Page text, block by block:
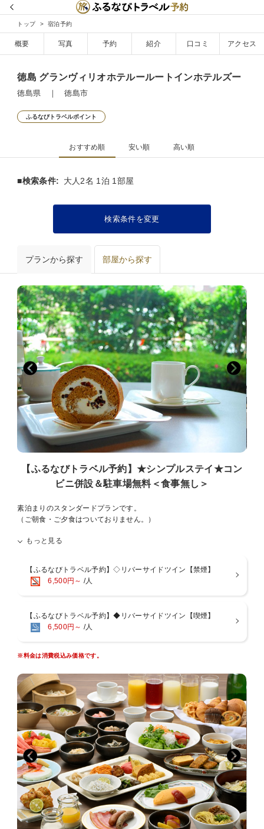
トップ 宿泊予約
概要 写真 予約 紹介 口コミ アクセス
徳島 グランヴィリオホテルールートインホテルズー
徳島県 ｜ 徳島市
ふるなびトラベルポイント
おすすめ順 安い順 高い順
■検索条件: 大人2名 1泊 1部屋
検索条件を変更
プランから探す 部屋から探す
【ふるなびトラベル予約】★シンプルステイ★コン
ビニ併設＆駐車場無料＜食事無し＞
素泊まりのスタンダードプランです。
（ご朝食・ご夕食はついておりません。）
―添い寝のお子様について―
■添い寝ご利用の際は下記の追加料金が発生します。
・小学生 お一人様あたり２０００円（税込）
・未就学児 無料
・眉山 / 頂上まで車で約25分
・阿波おどり会館 / 車で約10分
◆全室、インターネット接続（LAN回線）
◆駐車場２００台
◆フロントスタッフ２４時間駐在
◇交通のご案内
・車／徳島自動車道 徳島I.C.から４．５ｋｍ（平常時約１０分）
・ 列車／JR徳島駅から徒歩約２０分・牟岐線阿波富田駅から徒歩約１
０分。
・ バス／徳島駅前から徳島市営バス、徳島バス、小松島市営バス「県
庁前」バス停から徒歩約４分
もっと見る
【ふるなびトラベル予約】◇リバーサイドツイン【禁煙】
6,500円～ /人
【ふるなびトラベル予約】◆リバーサイドツイン【喫煙】
6,500円～ /人
※料金は消費税込み価格です。